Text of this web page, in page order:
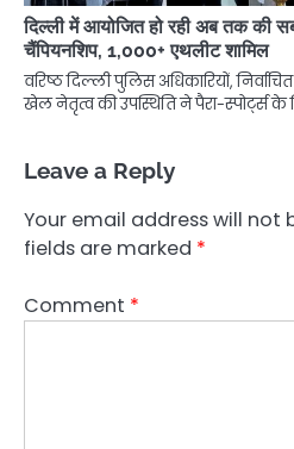
दिल्ली में आयोजित हो रही अब तक की
चैंपियनशिप, 1,000+ एथलीट शामिल
वरिष्ठ दिल्ली पुलिस अधिकारियों,
खेल नेतृत्व की उपस्थिति ने पैरा-स्पोर्ट्स
Leave a Reply
Your email address will not
fields are marked *
Comment *